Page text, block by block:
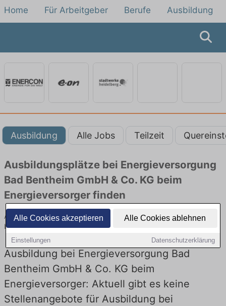
Alle Cookies akzeptieren Alle Cookies ablehnen
Einstellungen Datenschutzerklärung
Home Für Arbeitgeber Berufe Ausbildung
Ausbildung Alle Jobs Teilzeit
Ausbildungsplätze bei Energieversorgung
Bad Bentheim GmbH & Co. KG beim
Energieversorger finden
Ausbildung bei Energieversorgung Bad Bentheim GmbH & Co. KG
beim Energieversorger! Lehrstellen in Technik. Jetzt bewerben!
Ausbildung bei Energieversorgung Bad
Bentheim GmbH & Co. KG beim
Energieversorger: Aktuell gibt es keine
Stellenangebote für Ausbildung bei